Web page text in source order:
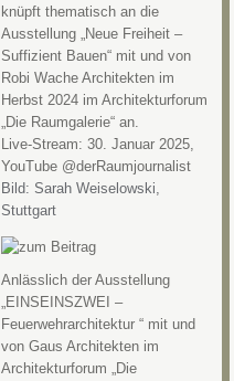
knüpft thematisch an die
Ausstellung „Neue Freiheit –
Suffizient Bauen“ mit und von
Robi Wache Architekten im
Herbst 2024 im Architekturforum
„Die Raumgalerie“ an.
Live-Stream: 30. Januar 2025,
YouTube @derRaumjournalist
Bild: Sarah Weiselowski,
Stuttgart
Anlässlich der Ausstellung
„EINSEINSZWEI –
Feuerwehrarchitektur “ mit und
von Gaus Architekten im
Architekturforum „Die